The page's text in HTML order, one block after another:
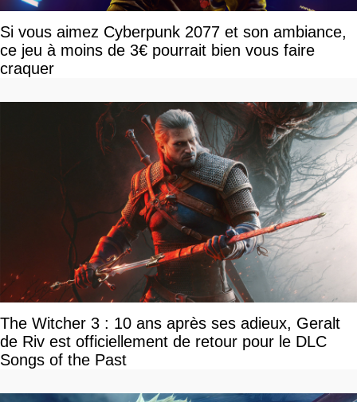
Si vous aimez Cyberpunk 2077 et son ambiance,
ce jeu à moins de 3€ pourrait bien vous faire
craquer
The Witcher 3 : 10 ans après ses adieux, Geralt
de Riv est officiellement de retour pour le DLC
Songs of the Past